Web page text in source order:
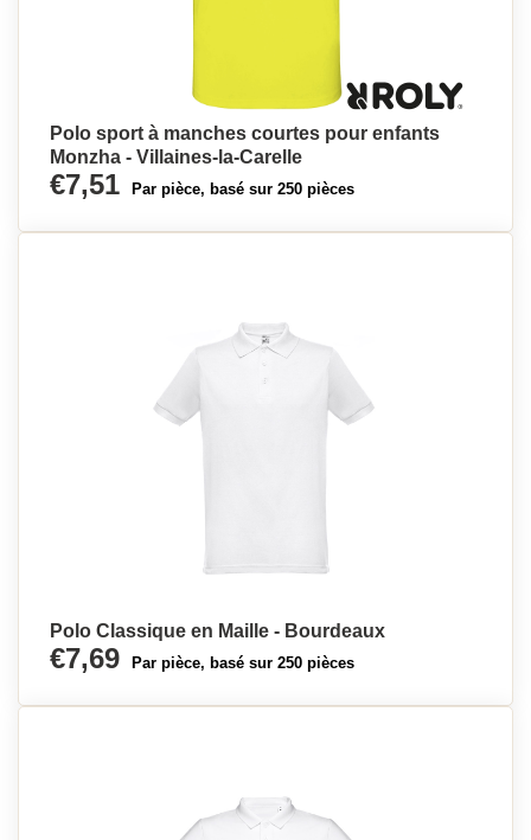
Polo sport à manches courtes pour enfants
Monzha - Villaines-la-Carelle
€7,51 Par pièce, basé sur 250 pièces
Polo Classique en Maille - Bourdeaux
€7,69 Par pièce, basé sur 250 pièces